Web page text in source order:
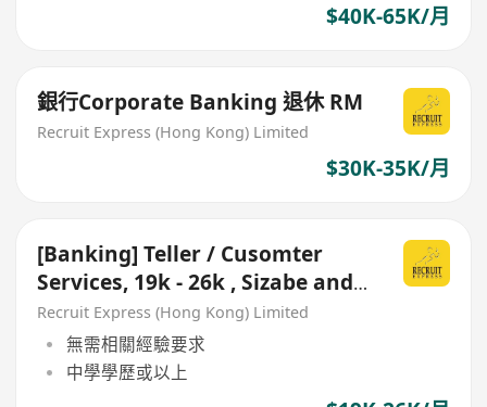
$40K-65K/月
銀行Corporate Banking 退休 RM
Recruit Express (Hong Kong) Limited
$30K-35K/月
[Banking] Teller / Cusomter
Services, 19k - 26k , Sizabe and
Stable Bank
Recruit Express (Hong Kong) Limited
無需相關經驗要求
中學學歷或以上